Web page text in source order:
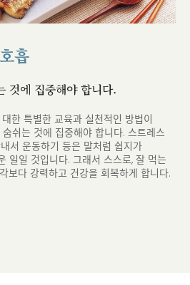
흡
것에 집중해야 합니다.
한 특별한 교육과 실천적인 방법이
쉬는 것에 집중해야 합니다. 스트레스
서 운동하기 등은 말처럼 쉽지가
일일 것입니다. 그래서 스스로, 잘 먹는
보다 강력하고 건강을 회복하게 합니다.